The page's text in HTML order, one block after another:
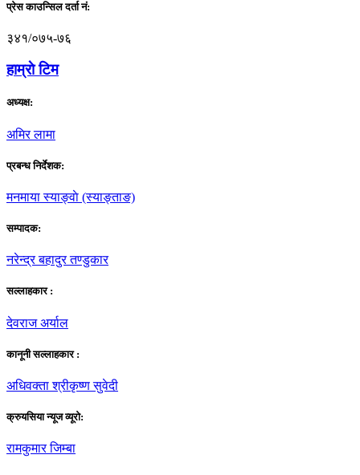
प्रेस काउन्सिल दर्ता नं:
३४१/०७५-७६
हाम्राे टिम
अध्यक्ष:
अमिर लामा
प्रबन्ध निर्देशक:
मनमाया स्याङ्वाे (स्याङ्ताङ)
सम्पादक:
नरेन्द्र बहादुर तण्डुकार
सल्लाहकार :
देवराज अर्याल
कानूनी सल्लाहकार :
अधिवक्ता श्रीकृष्ण सुवेदी
क्रुयसिया न्यूज व्यूराे:
रामकुमार जिम्बा